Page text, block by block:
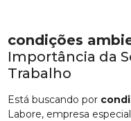
condições
Importância da
Trabalho
Está buscando por
Labore, empresa